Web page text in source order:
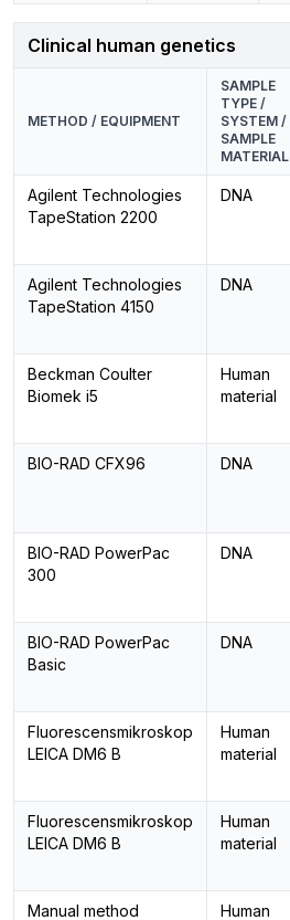
Clinical human genetics
METHOD / EQUIPMENT
SAMPLE
TYPE /
SYSTEM /
SAMPLE
MATERIAL
Agilent Technologies
TapeStation 2200
DNA
Agilent Technologies
TapeStation 4150
DNA
Beckman Coulter
Biomek i5
Human
material
BIO-RAD CFX96 DNA
BIO-RAD PowerPac
300
DNA
BIO-RAD PowerPac
Basic
DNA
Fluorescensmikroskop
LEICA DM6 B
Human
material
Fluorescensmikroskop
LEICA DM6 B
Human
material
Manual method Human